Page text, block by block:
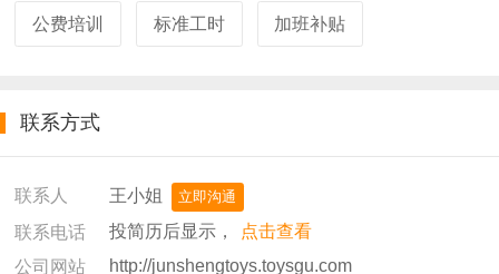
公费培训 标准工时 加班补贴
联系方式
联系人 王小姐 立即沟通
联系电话 投简历后显示，
点击查看
公司网站
http://junshengtoys.toysgu.com